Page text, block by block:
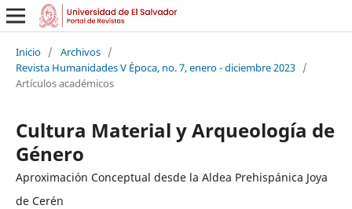
Inicio / Archivos /
Revista Humanidades V Época, no. 7, enero - diciembre 2023 /
Artículos académicos
Cultura Material y Arqueología de
Género
Aproximación Conceptual desde la Aldea Prehispánica Joya
de Cerén